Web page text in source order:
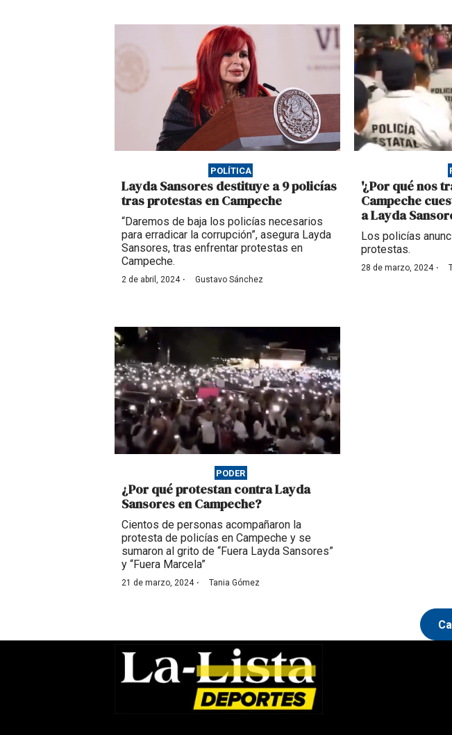
POLÍTICA
Layda Sansores destituye a 9 policías
tras protestas en Campeche
“Daremos de baja los policías necesarios
para erradicar la corrupción”, asegura Layda
Sansores, tras enfrentar protestas en
Campeche.
2 de abril, 2024· Gustavo Sánchez
'¿Por qué nos
Campeche
a Layda
Los policías
protestas.
28 de marzo, 2024·
PODER
¿Por qué protestan contra Layda
Sansores en Campeche?
Cientos de personas acompañaron la
protesta de policías en Campeche y se
sumaron al grito de “Fuera Layda Sansores”
y “Fuera Marcela”
21 de marzo, 2024· Tania Gómez